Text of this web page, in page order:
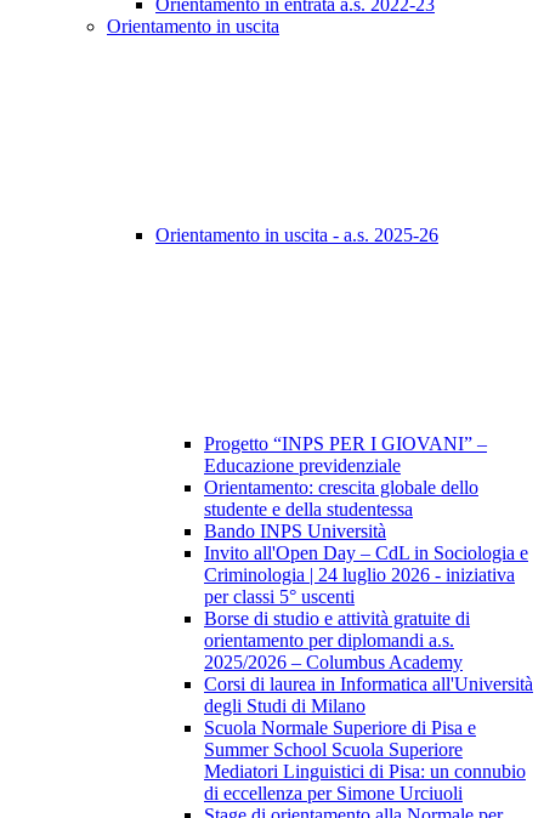
Orientamento in entrata a.s. 2022-23
Orientamento in uscita
Orientamento in uscita - a.s. 2025-26
Progetto “INPS PER I GIOVANI” –
Educazione previdenziale
Orientamento: crescita globale dello
studente e della studentessa
Bando INPS Università
Invito all'Open Day – CdL in Sociologia e
Criminologia | 24 luglio 2026 - iniziativa
per classi 5° uscenti
Borse di studio e attività gratuite di
orientamento per diplomandi a.s.
2025/2026 – Columbus Academy
Corsi di laurea in Informatica all'Università
degli Studi di Milano
Scuola Normale Superiore di Pisa e
Summer School Scuola Superiore
Mediatori Linguistici di Pisa: un connubio
di eccellenza per Simone Urciuoli